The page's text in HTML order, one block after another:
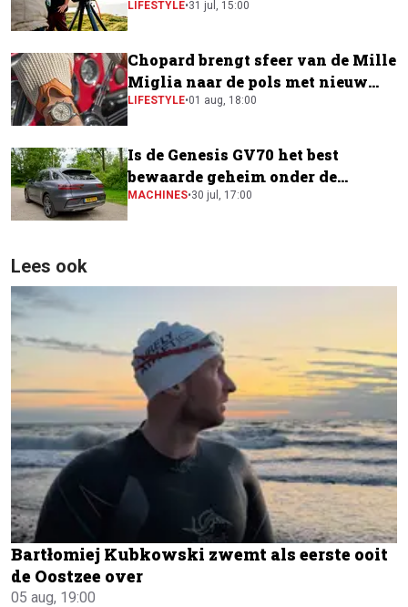
LIFESTYLE•31 jul, 15:00
Chopard brengt sfeer van de Mille
Miglia naar de pols met nieuw
horloge
LIFESTYLE•01 aug, 18:00
Is de Genesis GV70 het best
bewaarde geheim onder de
elektrische SUV's?
MACHINES•30 jul, 17:00
Lees ook
Bartłomiej Kubkowski zwemt als eerste ooit
de Oostzee over
05 aug, 19:00